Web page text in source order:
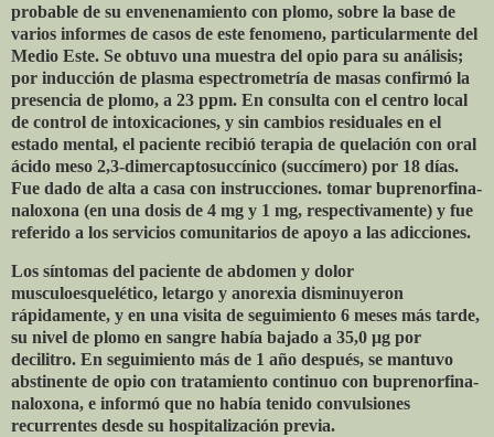
probable de su envenenamiento con plomo, sobre la base de
varios informes de casos de este fenomeno, particularmente del
Medio Este. Se obtuvo una muestra del opio para su análisis;
por inducción de plasma espectrometría de masas confirmó la
presencia de plomo, a 23 ppm. En consulta con el centro local
de control de intoxicaciones, y sin cambios residuales en el
estado mental, el paciente recibió terapia de quelación con oral
ácido meso 2,3-dimercaptosuccínico (succímero) por 18 días.
Fue dado de alta a casa con instrucciones. tomar buprenorfina-
naloxona (en una dosis de 4 mg y 1 mg, respectivamente) y fue
referido a los servicios comunitarios de apoyo a las adicciones.
Los síntomas del paciente de abdomen y dolor
musculoesquelético, letargo y anorexia disminuyeron
rápidamente, y en una visita de seguimiento 6 meses más tarde,
su nivel de plomo en sangre había bajado a 35,0 μg por
decilitro. En seguimiento más de 1 año después, se mantuvo
abstinente de opio con tratamiento continuo con buprenorfina-
naloxona, e informó que no había tenido convulsiones
recurrentes desde su hospitalización previa.